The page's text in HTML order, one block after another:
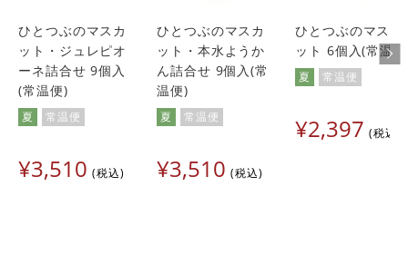
以前、試食をしてとても美味しかったので、会食用の手土産
に購入した所、お客様からも家族で取り合いになるほど美味
しかったという感想を頂き、手土産として愛用しています。
自分用にはなかなか高いお値段ですが、もらって嬉しい手土
産だと思います。
東京都 50代
投稿日
2023/05/22
ひとつぶのマスカ
ット・ジュレピオ
ーネ詰合せ 9個入
(常温便)
夏 常温便
¥3,510 税込
ひとつぶのマスカ
ット・本水ようか
ん詰合せ 9個入(常
温便)
夏 常温便
¥3,510 税込
ひとつぶのマスカ
ット 6個入(常温
夏 常温便
¥2,397 税込